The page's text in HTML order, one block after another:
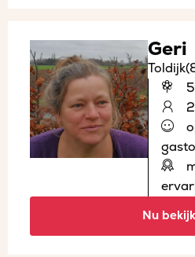
Geri
Toldijk
Nu